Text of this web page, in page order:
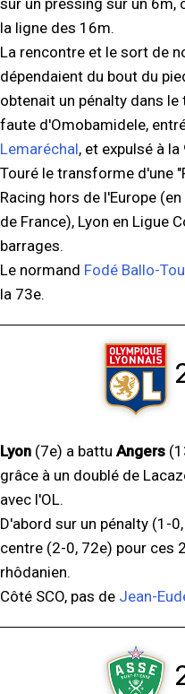
sur un pressing sur un
la ligne des 16m.
La rencontre et le sort de
dépendaient du bout du
obtenait un pénalty dans
faute d'Omobamidele,
Lemaréchal, et expulsé à la
Touré le transforme d'une
Racing hors de l'Europe
de France), Lyon en Ligue
barrages.
Le normand Fodé Ballo-
la 73e.
Lyon (7e) a battu Angers
grâce à un doublé de
avec l'OL.
D'abord sur un pénalty (1-
centre (2-0, 72e) pour ces
rhôdanien.
Côté SCO, pas de Jean-